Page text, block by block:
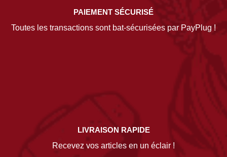
PAIEMENT SÉCURISÉ
Toutes les transactions sont bat-sécurisées par PayPlug !
LIVRAISON RAPIDE
Recevez vos articles en un éclair !